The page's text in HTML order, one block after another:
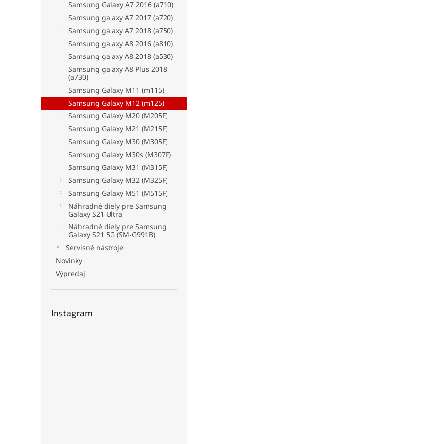
Samsung Galaxy A7 2016 (a710)
Samsung galaxy A7 2017 (a720)
Samsung galaxy A7 2018 (a750)
Samsung galaxy A8 2016 (a810)
Samsung galaxy A8 2018 (a530)
Samsung galaxy A8 Plus 2018
(a730)
Samsung Galaxy M11 (m115)
Samsung Galaxy M12 (m125)
Samsung Galaxy M20 (M205F)
Samsung Galaxy M21 (M215F)
Samsung Galaxy M30 (M305F)
Samsung Galaxy M30s (M307F)
Samsung Galaxy M31 (M315F)
Samsung Galaxy M32 (M325F)
Samsung Galaxy M51 (M515F)
Náhradné diely pre Samsung
Galaxy S21 Ultra
Náhradné diely pre Samsung
Galaxy S21 5G (SM-G991B)
Servisné nástroje
Novinky
Výpredaj
Instagram